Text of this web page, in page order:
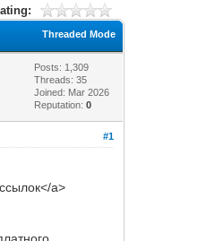
Threaded Mode
Posts: 1,309
Threads: 35
Joined: Mar 2026
Reputation:0
#1
a>